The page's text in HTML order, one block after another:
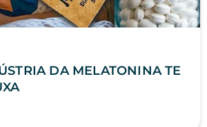
DA MELATONINA TE